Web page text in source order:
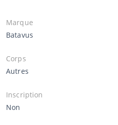
Marque
Batavus
Corps
Autres
Inscription
Non